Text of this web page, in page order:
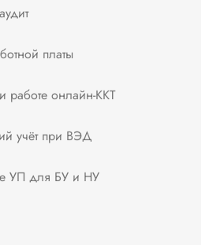
платы
онлайн-ККТ
учёт при ВЭД
УП для БУ и НУ